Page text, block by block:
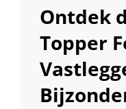
Ontdek
Topper